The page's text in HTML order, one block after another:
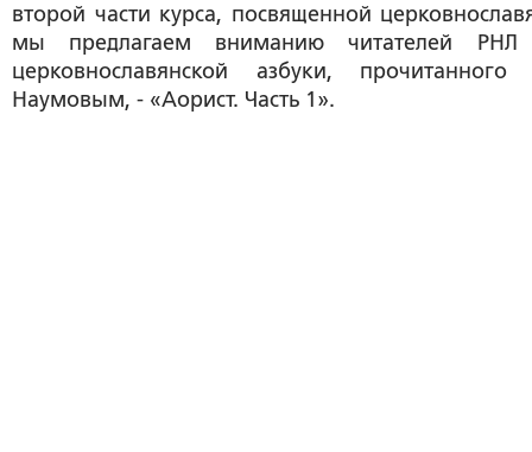
второй части курса, посвященной
мы предлагаем вниманию читателей
церковнославянской азбуки,
Наумовым, - «Аорист. Часть 1».